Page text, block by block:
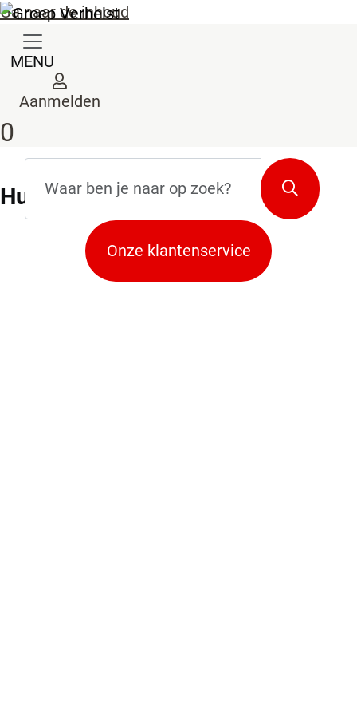
Ga naar de inhoud
MENU
Aanmelden
0
Zoeken
Hulpnodig bij je aankoop?
Onze klantenservice